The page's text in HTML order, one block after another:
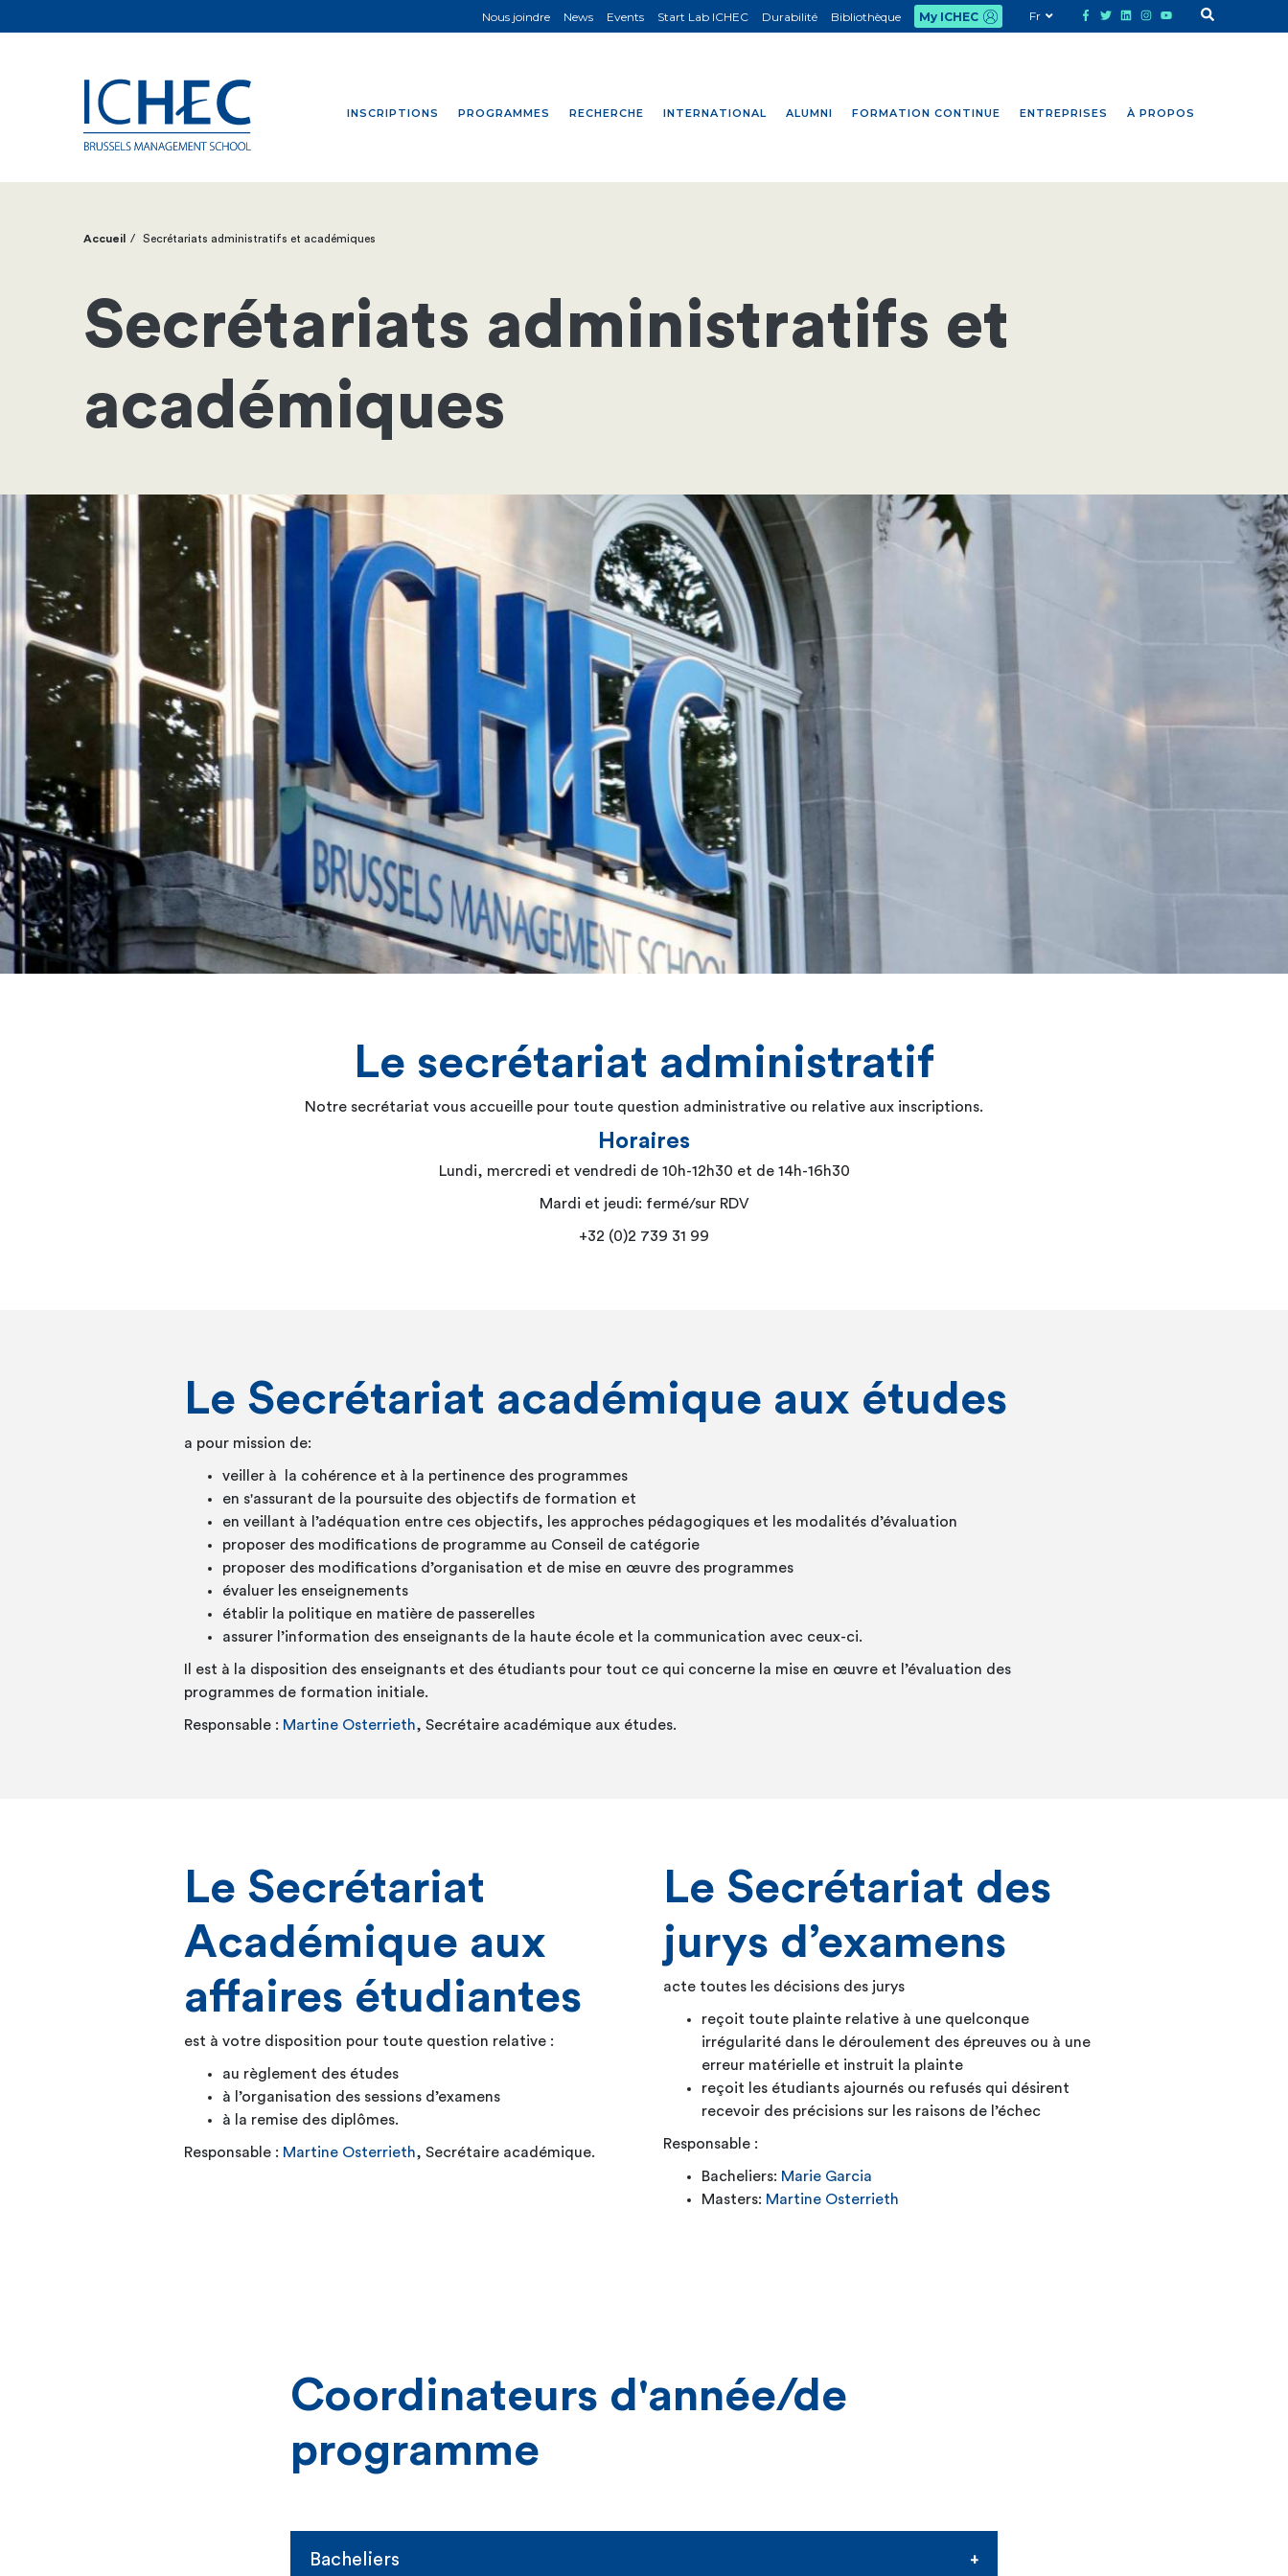
INSCRIPTIONS PROGRAMMES RECHERCHE INTERNATIONAL ALUMNI FORMATION CONTINUE ENTREPRISES À PROPOS
Nous joindre News Events Start Lab ICHEC Durabilité Bibliothèque My ICHEC Fr
Fil
d'Ariane
Accueil Secrétariats administratifs et académiques
Secrétariats administratifs et
académiques
Le secrétariat administratif
Notre secrétariat vous accueille pour toute question administrative ou relative aux inscriptions.
Horaires
Lundi, mercredi et vendredi de 10h-12h30 et de 14h-16h30
Mardi et jeudi: fermé/sur RDV
+32 (0)2 739 31 99
Le Secrétariat académique aux études
a pour mission de:
veiller à la cohérence et à la pertinence des programmes
en s'assurant de la poursuite des objectifs de formation et
en veillant à l’adéquation entre ces objectifs, les approches pédagogiques et les modalités d’évaluation
proposer des modifications de programme au Conseil de catégorie
proposer des modifications d’organisation et de mise en œuvre des programmes
évaluer les enseignements
établir la politique en matière de passerelles
assurer l’information des enseignants de la haute école et la communication avec ceux-ci.
Il est à la disposition des enseignants et des étudiants pour tout ce qui concerne la mise en œuvre et l’évaluation des
programmes de formation initiale.
Responsable : Martine Osterrieth, Secrétaire académique aux études.
Le Secrétariat
Académique aux
affaires étudiantes
est à votre disposition pour toute question relative :
au règlement des études
à l’organisation des sessions d’examens
à la remise des diplômes.
Responsable : Martine Osterrieth, Secrétaire académique.
Le Secrétariat des
jurys d’examens
acte toutes les décisions des jurys
reçoit toute plainte relative à une quelconque
irrégularité dans le déroulement des épreuves ou à une
erreur matérielle et instruit la plainte
reçoit les étudiants ajournés ou refusés qui désirent
recevoir des précisions sur les raisons de l’échec
Responsable :
Bacheliers: Marie Garcia
Masters: Martine Osterrieth
Coordinateurs d'année/de
programme
Bacheliers